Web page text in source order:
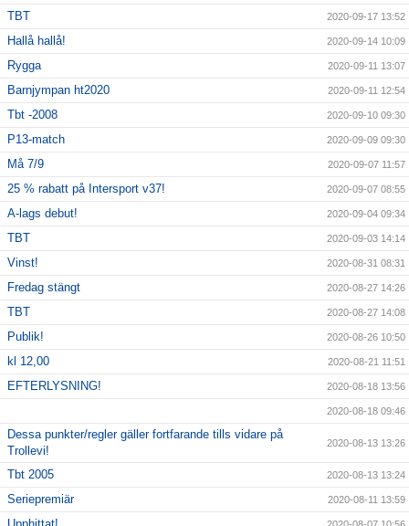
TBT 2020-09-17 13:52
Hallå hallå! 2020-09-14 10:09
Rygga 2020-09-11 13:07
Barnjympan ht2020 2020-09-11 12:54
Tbt -2008 2020-09-10 09:30
P13-match 2020-09-09 09:30
Må 7/9 2020-09-07 11:57
25 % rabatt på Intersport v37! 2020-09-07 08:55
A-lags debut! 2020-09-04 09:34
TBT 2020-09-03 14:14
Vinst! 2020-08-31 08:31
Fredag stängt 2020-08-27 14:26
TBT 2020-08-27 14:08
Publik! 2020-08-26 10:50
kl 12,00 2020-08-21 11:51
EFTERLYSNING! 2020-08-18 13:56
2020-08-18 09:46
Dessa punkter/regler gäller fortfarande tills vidare på
Trollevi!
2020-08-13 13:26
Tbt 2005 2020-08-13 13:24
Seriepremiär 2020-08-11 13:59